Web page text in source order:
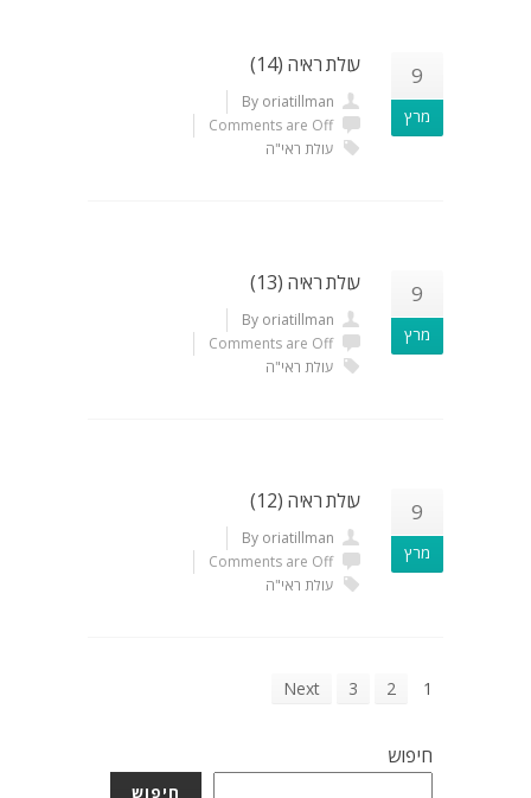
9
מרץ
עולת ראיה (14)
By oriatillman
Comments are Off
עולת ראי"ה
9
מרץ
עולת ראיה (13)
By oriatillman
Comments are Off
עולת ראי"ה
9
מרץ
עולת ראיה (12)
By oriatillman
Comments are Off
עולת ראי"ה
1
2
3
Next
חיפוש
חיפוש